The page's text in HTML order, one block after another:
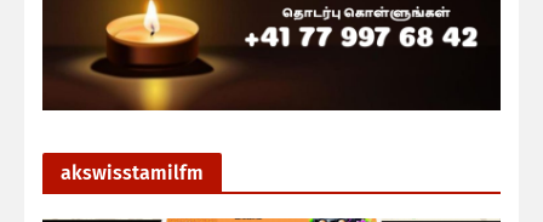
akswisstamilfm